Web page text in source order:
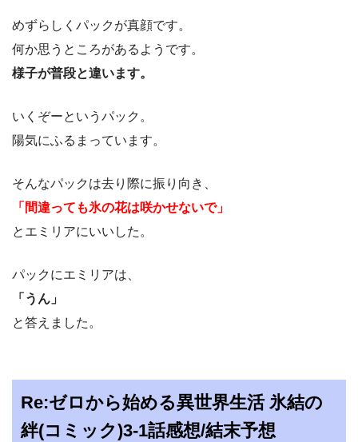
めずらしくパックが真顔です。
何か思うところがあるようです。
様子が普段と違います。
いくぞーというパック。
陽気にふるまっています。
そんなパックは去り際に振り向き、
「間違っても氷の花は咲かせないで」
とエミリアにいいした。
パックにエミリアは、
「うん」
と答えました。
Re:ゼロから始める異世界生活 氷結の
絆(コミック)3-1話感想/結末予想